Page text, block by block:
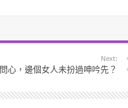
Next:
問心，邊個女人未扮過呻吟先？